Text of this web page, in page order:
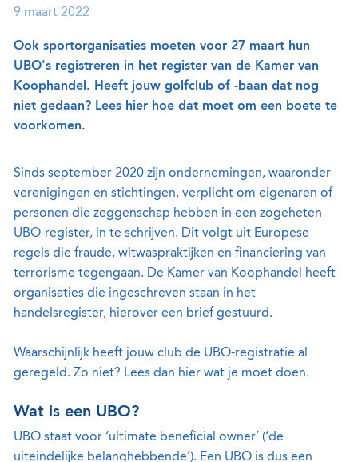
9 maart 2022
Ook sportorganisaties moeten voor 27 maart hun
UBO's registreren in het register van de Kamer van
Koophandel. Heeft jouw golfclub of -baan dat nog
niet gedaan? Lees hier hoe dat moet om een boete te
voorkomen.
Sinds september 2020 zijn ondernemingen, waaronder
verenigingen en stichtingen, verplicht om eigenaren of
personen die zeggenschap hebben in een zogeheten
UBO-register, in te schrijven. Dit volgt uit Europese
regels die fraude, witwaspraktijken en financiering van
terrorisme tegengaan. De Kamer van Koophandel heeft
organisaties die ingeschreven staan in het
handelsregister, hierover een brief gestuurd.
Waarschijnlijk heeft jouw club de UBO-registratie al
geregeld. Zo niet? Lees dan hier wat je moet doen.
Wat is een UBO?
UBO staat voor ‘ultimate beneficial owner’ (‘de
uiteindelijke belanghebbende’). Een UBO is dus een